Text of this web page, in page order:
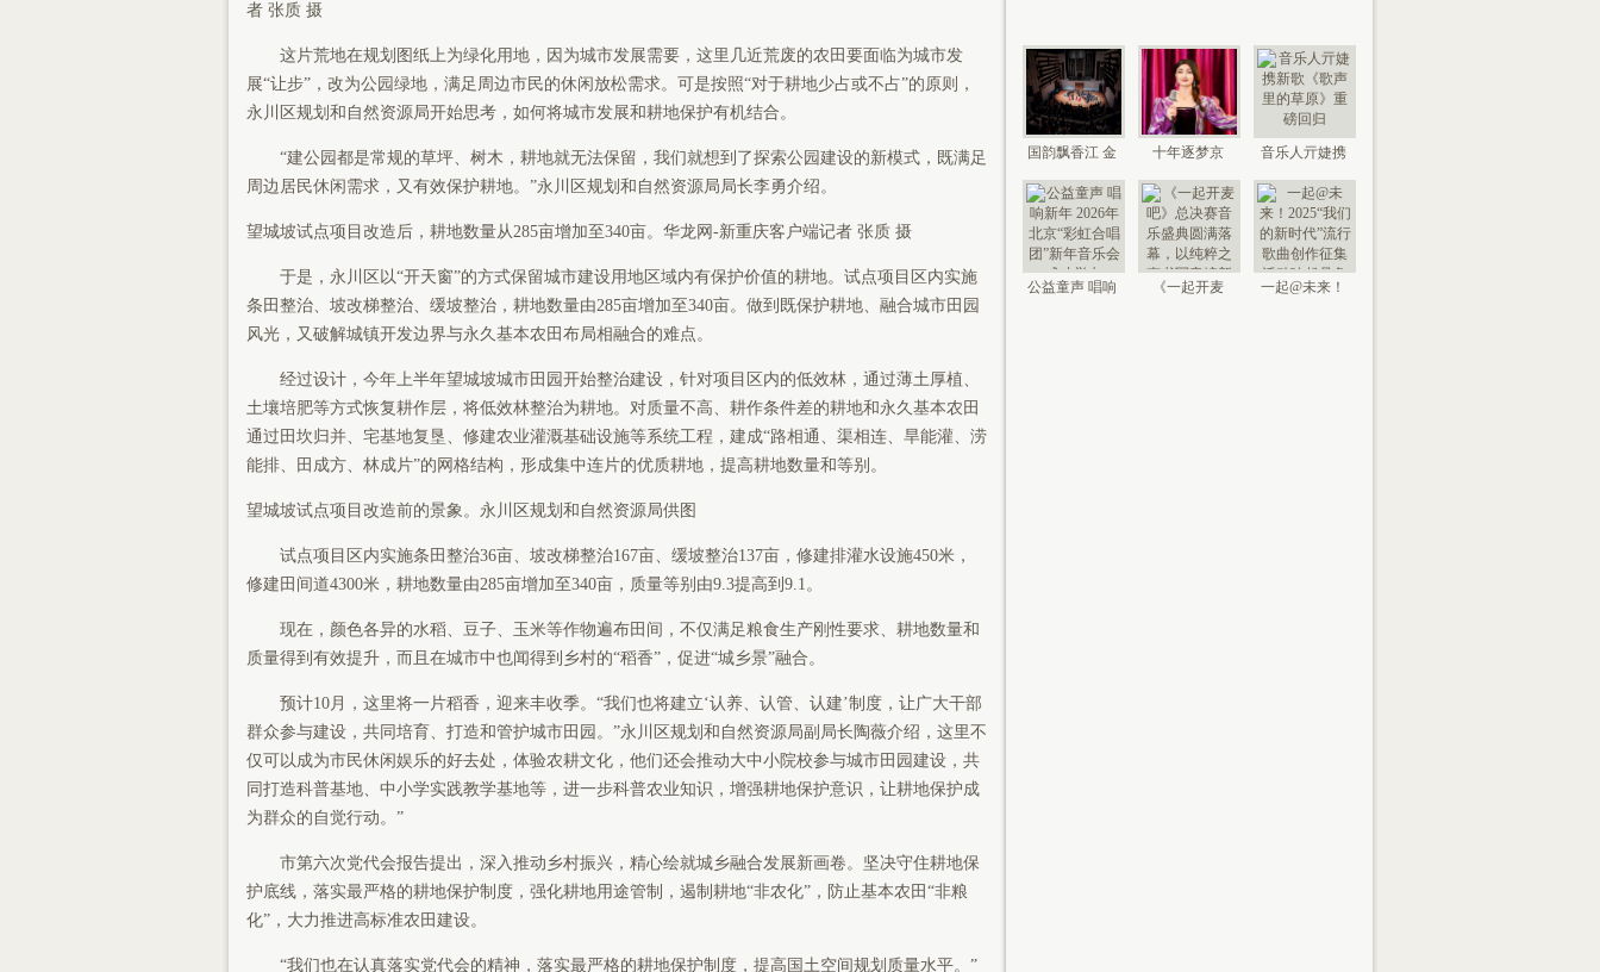
者 张质 摄
这片荒地在规划图纸上为绿化用地，因为城市发展需要，这里几近荒废的农田要面临为城市发
展“让步”，改为公园绿地，满足周边市民的休闲放松需求。可是按照“对于耕地少占或不占”的原则，
永川区规划和自然资源局开始思考，如何将城市发展和耕地保护有机结合。
“建公园都是常规的草坪、树木，耕地就无法保留，我们就想到了探索公园建设的新模式，既满足
周边居民休闲需求，又有效保护耕地。”永川区规划和自然资源局局长李勇介绍。
望城坡试点项目改造后，耕地数量从285亩增加至340亩。华龙网-新重庆客户端记者 张质 摄
于是，永川区以“开天窗”的方式保留城市建设用地区域内有保护价值的耕地。试点项目区内实施
条田整治、坡改梯整治、缓坡整治，耕地数量由285亩增加至340亩。做到既保护耕地、融合城市田园
风光，又破解城镇开发边界与永久基本农田布局相融合的难点。
经过设计，今年上半年望城坡城市田园开始整治建设，针对项目区内的低效林，通过薄土厚植、
土壤培肥等方式恢复耕作层，将低效林整治为耕地。对质量不高、耕作条件差的耕地和永久基本农田
通过田坎归并、宅基地复垦、修建农业灌溉基础设施等系统工程，建成“路相通、渠相连、旱能灌、涝
能排、田成方、林成片”的网格结构，形成集中连片的优质耕地，提高耕地数量和等别。
望城坡试点项目改造前的景象。永川区规划和自然资源局供图
试点项目区内实施条田整治36亩、坡改梯整治167亩、缓坡整治137亩，修建排灌水设施450米，
修建田间道4300米，耕地数量由285亩增加至340亩，质量等别由9.3提高到9.1。
现在，颜色各异的水稻、豆子、玉米等作物遍布田间，不仅满足粮食生产刚性要求、耕地数量和
质量得到有效提升，而且在城市中也闻得到乡村的“稻香”，促进“城乡景”融合。
预计10月，这里将一片稻香，迎来丰收季。“我们也将建立‘认养、认管、认建’制度，让广大干部
群众参与建设，共同培育、打造和管护城市田园。”永川区规划和自然资源局副局长陶薇介绍，这里不
仅可以成为市民休闲娱乐的好去处，体验农耕文化，他们还会推动大中小院校参与城市田园建设，共
同打造科普基地、中小学实践教学基地等，进一步科普农业知识，增强耕地保护意识，让耕地保护成
为群众的自觉行动。”
市第六次党代会报告提出，深入推动乡村振兴，精心绘就城乡融合发展新画卷。坚决守住耕地保
护底线，落实最严格的耕地保护制度，强化耕地用途管制，遏制耕地“非农化”，防止基本农田“非粮
化”，大力推进高标准农田建设。
“我们也在认真落实党代会的精神，落实最严格的耕地保护制度，提高国土空间规划质量水平。”
国韵飘香江 金
钟鸣未来 “时代
国
十年逐梦京
城，以艺传情
家乡——
音乐人亓婕携
新歌《歌声里
的草
公益童声 唱响
《一起开麦
一起@未来！